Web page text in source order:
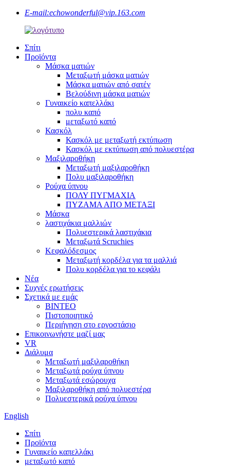
E-mail:echowonderful@vip.163.com
Σπίτι
Προϊόντα
Μάσκα ματιών
Μεταξωτή μάσκα ματιών
Μάσκα ματιών από σατέν
Βελούδινη μάσκα ματιών
Γυναικείο καπελλάκι
πολυ καπό
μεταξωτό καπό
Κασκόλ
Κασκόλ με μεταξωτή εκτύπωση
Κασκόλ με εκτύπωση από πολυεστέρα
Μαξιλαροθήκη
Μεταξωτή μαξιλαροθήκη
Πολυ μαξιλαροθήκη
Ρούχα ύπνου
ΠΟΛΥ ΠΥΓΜΑΧΙΑ
ΠΥΖΑΜΑ ΑΠΟ ΜΕΤΑΞΙ
Μάσκα
λαστιχάκια μαλλιών
Πολυεστερικά λαστιχάκια
Μεταξωτά Scruchies
Κεφαλόδεσμος
Μεταξωτή κορδέλα για τα μαλλιά
Πολυ κορδέλα για το κεφάλι
Νέα
Συχνές ερωτήσεις
Σχετικά με εμάς
ΒΙΝΤΕΟ
Πιστοποιητικό
Περιήγηση στο εργοστάσιο
Επικοινωνήστε μαζί μας
VR
Διάλυμα
Μεταξωτή μαξιλαροθήκη
Μεταξωτά ρούχα ύπνου
Μεταξωτά εσώρουχα
Μαξιλαροθήκη από πολυεστέρα
Πολυεστερικά ρούχα ύπνου
English
Σπίτι
Προϊόντα
Γυναικείο καπελλάκι
μεταξωτό καπό